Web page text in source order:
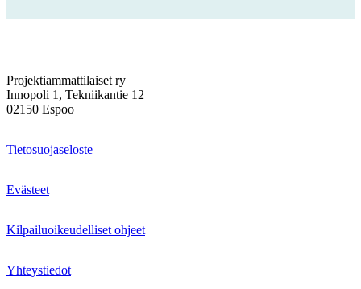
Projektiammattilaiset ry
Innopoli 1, Tekniikantie 12
02150 Espoo
Tietosuojaseloste
Evästeet
Kilpailuoikeudelliset ohjeet
Yhteystiedot